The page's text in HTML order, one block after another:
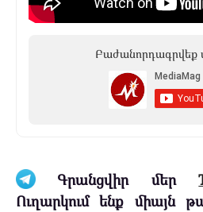
Բաժանորդագրվեք
Գրանցվիր մեր
Ուղարկում ենք միայն